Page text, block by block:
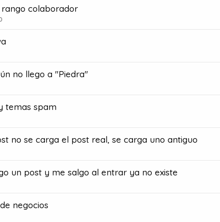
colaborador
no llego a "Piedra"
temas spam
no se carga el post real, se carga uno antiguo
un post y me salgo al entrar ya no existe
negocios